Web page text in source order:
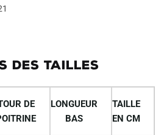
DES TAILLES
DE
LONGUEUR
BAS
TAILLE
EN CM